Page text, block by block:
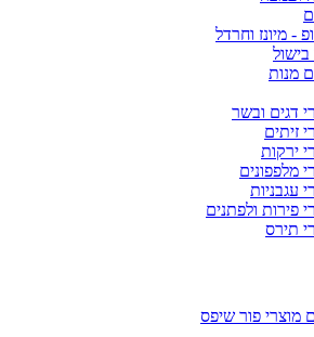
- מיונז וחרדל
מנות
דגים ובשר
זיתים
ירקות
מלפפונים
עגבניות
פירות ולפתנים
תירס
מוצרי פור שיפס